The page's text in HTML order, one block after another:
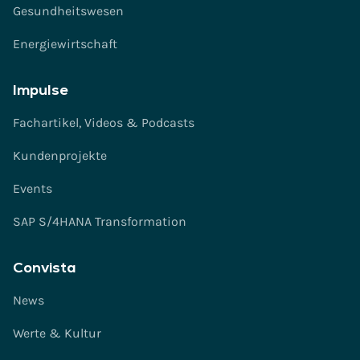
Gesundheitswesen
Energiewirtschaft
Impulse
Fachartikel, Videos & Podcasts
Kundenprojekte
Events
SAP S/4HANA Transformation
Convista
News
Werte & Kultur